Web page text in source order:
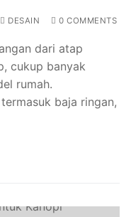
DESAIN 0 COMMENTS
dari atap
cukup banyak
rumah.
baja ringan,